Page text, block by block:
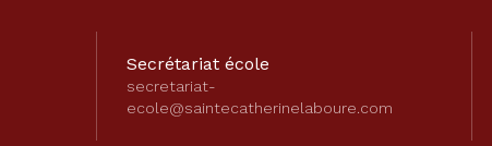
Secrétariat école
secretariat-
ecole@saintecatherinelaboure.com